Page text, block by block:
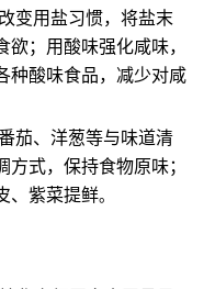
变用盐习惯，将盐末
；用酸味强化咸味，
种酸味食品，减少对咸
茄、洋葱等与味道清
式，保持食物原味；
、紫菜提鲜。